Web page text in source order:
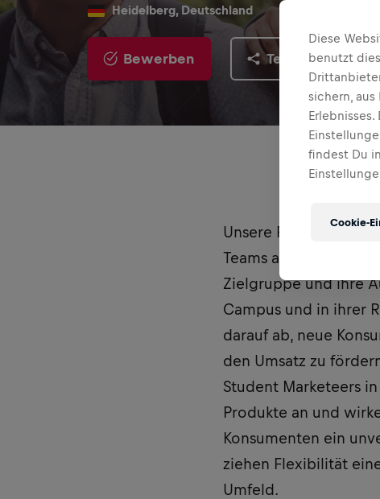
Heidelberg, Deutschland
Bewerben Teilen
Unsere Red Bull
Teams an Marken-
Zielgruppe und ihre
Campus und in ihrer
darauf ab, neue
den Umsatz zu
Student Marketeers
Produkte an und
Konsumenten ein
ziehen Flexibilität
Umfeld.
Diese
benutzt
sichern,
findest Du
Cookie-